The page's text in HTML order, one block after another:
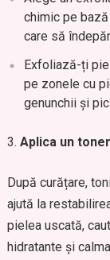
chimic pe
care să
Exfoliază-ți
pe zonele cu
genunchii și
Aplica un
După curățare,
ajută la
pielea uscată,
hidratante și